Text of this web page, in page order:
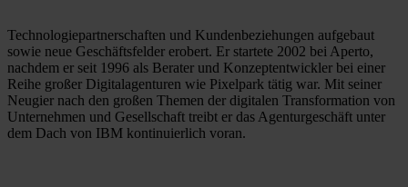
Technologiepartnerschaften und Kundenbeziehungen aufgebaut
sowie neue Geschäftsfelder erobert. Er startete 2002 bei Aperto,
nachdem er seit 1996 als Berater und Konzeptentwickler bei einer
Reihe großer Digitalagenturen wie Pixelpark tätig war. Mit seiner
Neugier nach den großen Themen der digitalen Transformation von
Unternehmen und Gesellschaft treibt er das Agenturgeschäft unter
dem Dach von IBM kontinuierlich voran.